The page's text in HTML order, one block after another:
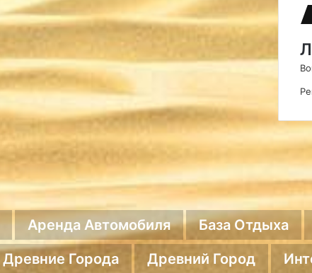
Аренда Автомобиля База Отдыха
Древние Города Древний Город